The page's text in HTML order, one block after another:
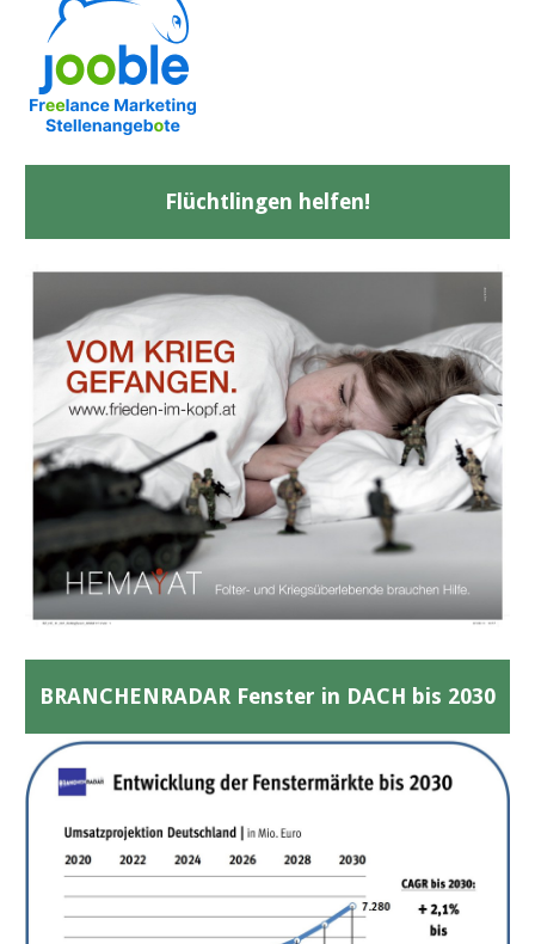
Flüchtlingen helfen!
BRANCHENRADAR Fenster in DACH bis 2030